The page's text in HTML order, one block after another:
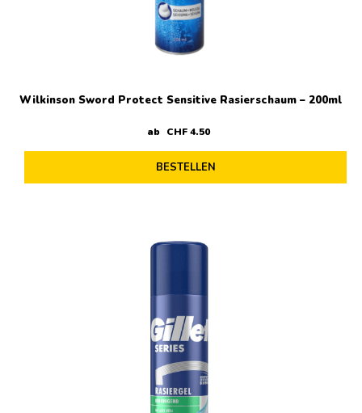
Wilkinson Sword Protect Sensitive Rasierschaum – 200ml
ab CHF4.50
BESTELLEN